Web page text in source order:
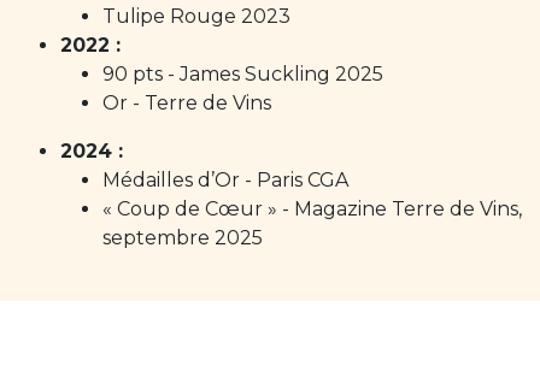
Tulipe Rouge 2023
2022 :
90 pts - James Suckling 2025
Or - Terre de Vins
2024 :
Médailles d’Or - Paris CGA
« Coup de Cœur » - Magazine Terre de Vins,
septembre 2025